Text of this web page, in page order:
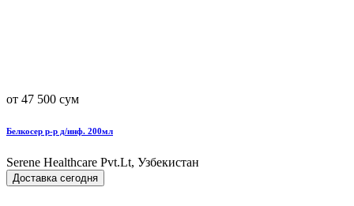
от 47 500 сум
Белкосер р-р д/инф. 200мл
Serene Healthcare Pvt.Lt, Узбекистан
Доставка сегодня